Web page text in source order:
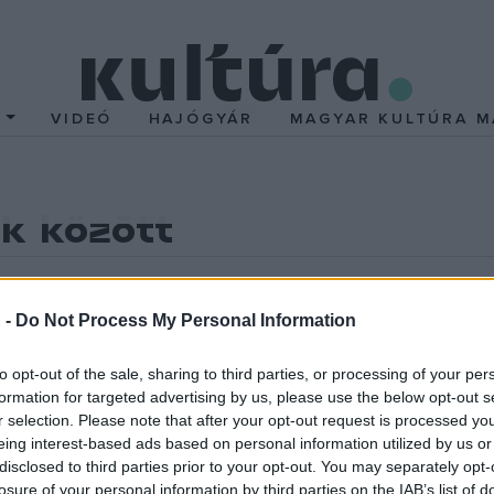
- Do Not Process My Personal Information
opt-out of the sale, sharing to third parties, or processing of your
for targeted advertising by us, please use the below opt-out
selection. Please note that after your opt-out request is processed
interest-based ads based on personal information utilized by us
to third parties prior to your opt-out. You may separately
of your personal information by third parties on the IAB’s list of
VIDEÓ HAJÓGYÁR MAGYAR KULTÚRA
között
olyan kiskamaszok, akik szerint a legjobb dolog a világon
és a tizenegyedik kerületi ikerpár, Viktor és Kármen, mind
nyerhetünk bepillantást, ahová amúgy nincs bejárásunk:
csak a fegyelmezetten menetelő kis felnőttet látja bennük,
munka és a családi gondok, kamaszkori bájos